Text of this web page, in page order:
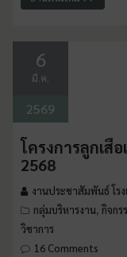
6
มี.ค.
2569
โครงการลูกเสื
2568
งานประชาสัมพันธ์ โร
กลุ่มบริหารงาน, กิจก
วิชาการ
16 Comments